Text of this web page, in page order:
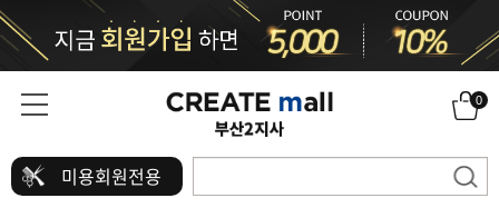
0
미용회원전용